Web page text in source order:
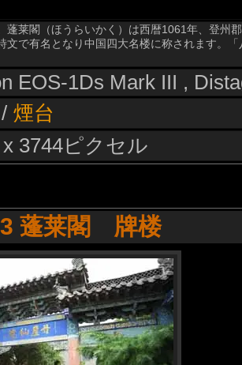
蓬莱閣（ほうらいかく）は西暦1061年、登州
文で有名となり中国四大名楼に称されます。
EOS-1Ds Mark III ,
/ 煙台
3744ピクセル
蓬莱閣 牌楼